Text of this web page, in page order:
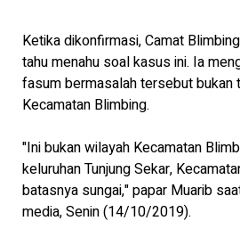
Ketika dikonfirmasi, Camat
tahu menahu soal kasus ini. Ia
fasum bermasalah tersebut bukan
Kecamatan Blimbing.
"Ini bukan wilayah Kecamatan
keluruhan Tunjung Sekar,
batasnya sungai," papar Muarib
media, Senin (14/10/2019).